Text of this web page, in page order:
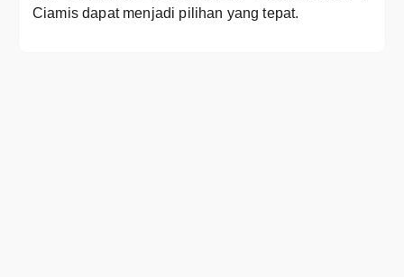
Ciamis dapat menjadi pilihan yang tepat.